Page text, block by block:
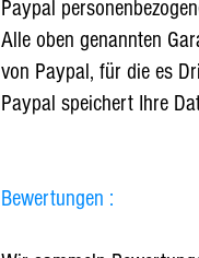
Paypal
Alle oben genannten
von Paypal, für die es
Paypal speichert Ihre
Bewertungen :